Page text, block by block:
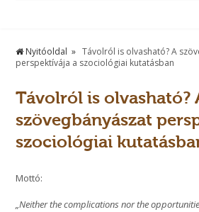
Nyitóoldal
Távolról is olvasható? A
perspektívája a szociológiai kutatásban
Távolról is olvasható?
szövegbányászat
szociológiai
Mottó:
„Neither the complications nor the